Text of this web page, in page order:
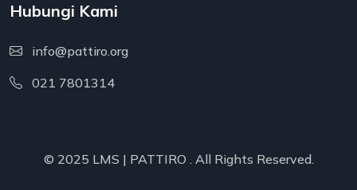
Hubungi Kami
info@pattiro.org
021 7801314
© 2025 LMS | PATTIRO . All Rights Reserved.